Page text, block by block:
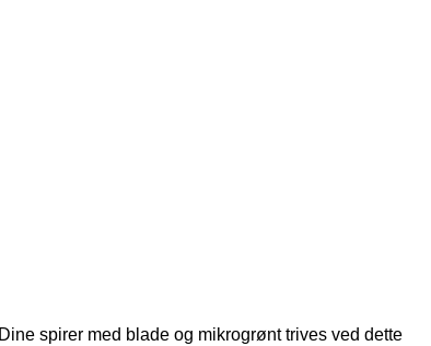
spirer med blade og mikrogrønt trives ved dette